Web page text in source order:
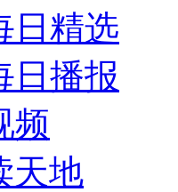
日精选
日播报
频
天地